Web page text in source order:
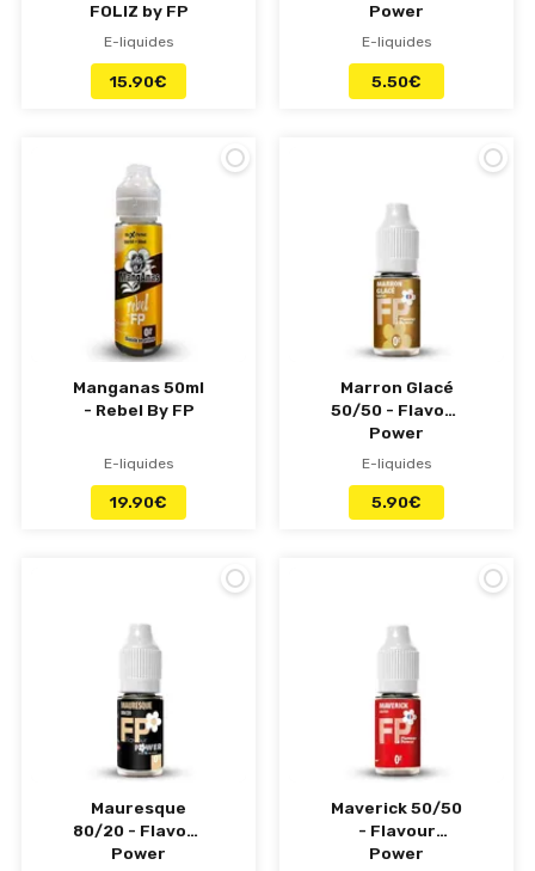
FOLIZ by FP
E-liquides
15.90€
Power
E-liquides
5.50€
Manganas 50ml
- Rebel By FP
E-liquides
19.90€
Marron Glacé
50/50 - Flavour
Power
E-liquides
5.90€
Mauresque
80/20 - Flavour
Power
Maverick 50/50
- Flavour
Power